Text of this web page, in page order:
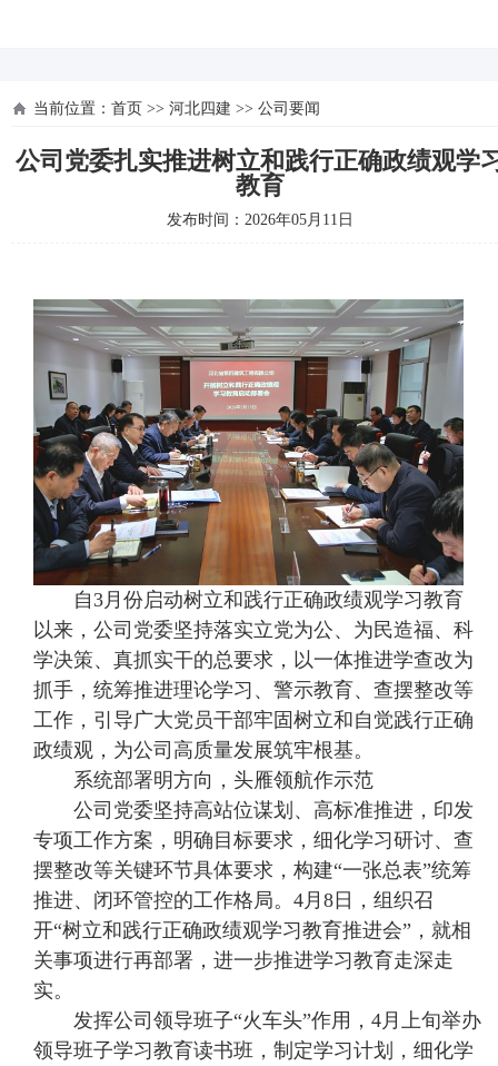
当前位置： 首页 >> 河北四建 >> 公司要闻
公司党委扎实推进树立和践行正确政绩观学
教育
发布时间：2026年05月11日
自3月份启动树立和践行正确政绩观学习教育
以来，公司党委坚持落实立党为公、为民造福、科
学决策、真抓实干的总要求，以一体推进学查改为
抓手，统筹推进理论学习、警示教育、查摆整改等
工作，引导广大党员干部牢固树立和自觉践行正确
政绩观，为公司高质量发展筑牢根基。
系统部署明方向，头雁领航作示范
公司党委坚持高站位谋划、高标准推进，印发
专项工作方案，明确目标要求，细化学习研讨、查
摆整改等关键环节具体要求，构建“一张总表”统筹
推进、闭环管控的工作格局。4月8日，组织召
开“树立和践行正确政绩观学习教育推进会”，就相
关事项进行再部署，进一步推进学习教育走深走
实。
发挥公司领导班子“火车头”作用，4月上旬举办
领导班子学习教育读书班，制定学习计划，细化学